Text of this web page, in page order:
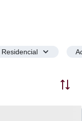
Residencial
Ordenar